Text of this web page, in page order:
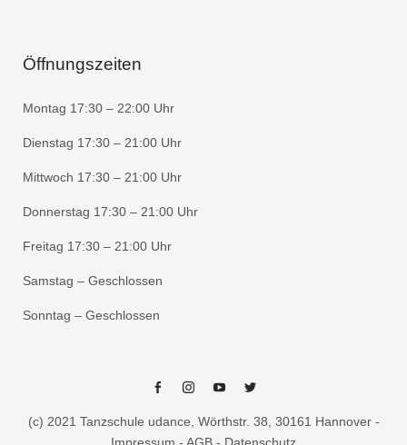
Öffnungszeiten
Montag 17:30 – 22:00 Uhr
Dienstag 17:30 – 21:00 Uhr
Mittwoch 17:30 – 21:00 Uhr
Donnerstag 17:30 – 21:00 Uhr
Freitag 17:30 – 21:00 Uhr
Samstag – Geschlossen
Sonntag – Geschlossen
FacebookInstagram
YoutubeTwitter
(c) 2021 Tanzschule udance, Wörthstr. 38, 30161 Hannover -